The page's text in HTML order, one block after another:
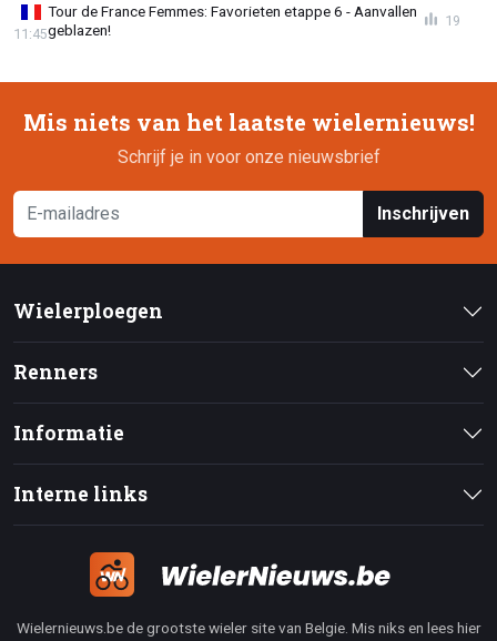
Tour de France Femmes: Favorieten etappe 6 - Aanvallen
geblazen!
11:45
19
Mis niets van het laatste wielernieuws!
Schrijf je in voor onze nieuwsbrief
Inschrijven
Wielerploegen
Renners
Informatie
Interne links
Wielernieuws.be de grootste wieler site van Belgie. Mis niks en lees hier